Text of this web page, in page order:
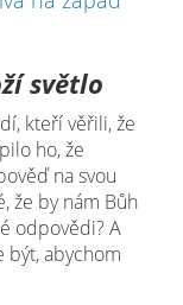
světlo
kteří věřili, že
ho, že
na svou
že by nám Bůh
odpovědi? A
být, abychom